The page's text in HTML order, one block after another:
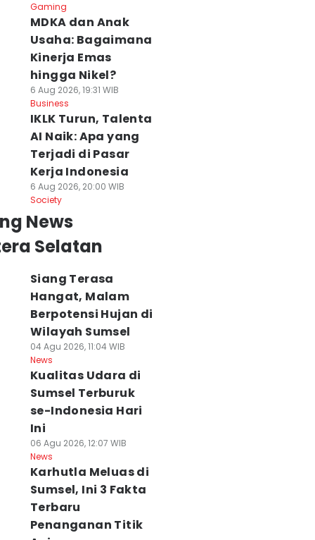
Gaming
MDKA dan Anak
Usaha: Bagaimana
Kinerja Emas
hingga Nikel?
6 Aug 2026, 19:31 WIB
Business
IKLK Turun, Talenta
AI Naik: Apa yang
Terjadi di Pasar
Kerja Indonesia
6 Aug 2026, 20:00 WIB
Society
News
Selatan
Siang Terasa
Hangat, Malam
Berpotensi Hujan di
Wilayah Sumsel
04 Agu 2026, 11:04 WIB
News
Kualitas Udara di
Sumsel Terburuk
se-Indonesia Hari
Ini
06 Agu 2026, 12:07 WIB
News
Karhutla Meluas di
Sumsel, Ini 3 Fakta
Terbaru
Penanganan Titik